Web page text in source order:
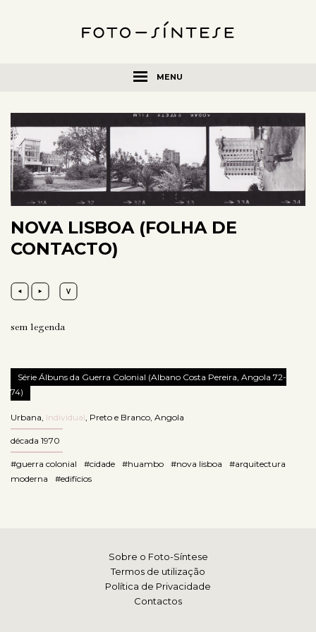
MENU
NOVA LISBOA (FOLHA DE
CONTACTO)
sem legenda
Série Álbuns da Guerra Colonial (Albano Costa Pereira, Angola 72-
74)
Urbana Individual Preto e Branco Angola
década 1970
#guerra colonial #cidade #huambo #nova lisboa
#arquitectura
moderna
#edifícios
Sobre o Foto-Síntese
Termos de utilização
Política de Privacidade
Contactos